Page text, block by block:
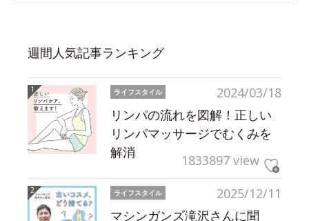
週間人気記事ランキング
2024/03/18
ライフスタイル
リンパの流れを図解！正しい
リンパマッサージでむくみを
解消
1833897 view
2025/12/11
ライフスタイル
マシンガンズ滝沢さんに聞